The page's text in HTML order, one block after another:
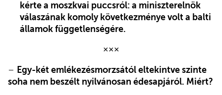
kérte a moszkvai puccsról: a miniszterelnök
válaszának komoly következménye volt a balti
államok függetlenségére.
×××
– Egy-két emlékezésmorzsától eltekintve szinte
soha nem beszélt nyilvánosan édesapjáról. Miért?